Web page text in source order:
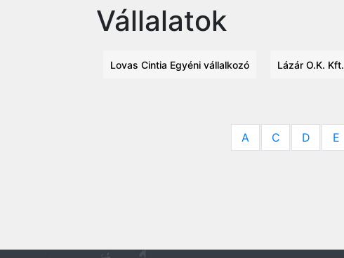
Vállalatok
Lovas Cintia Egyéni vállalkozó Lázár O.K. Kft.
A C D E